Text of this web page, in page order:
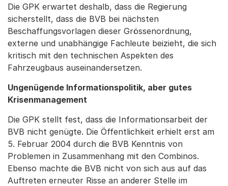
Die GPK erwartet deshalb, dass die Regierung
sicherstellt, dass die BVB bei nächsten
Beschaffungsvorlagen dieser Grössenordnung,
externe und unabhängige Fachleute beizieht, die sich
kritisch mit den technischen Aspekten des
Fahrzeugbaus auseinandersetzen.
Ungenügende Informationspolitik, aber gutes
Krisenmanagement
Die GPK stellt fest, dass die Informationsarbeit der
BVB nicht genügte. Die Öffentlichkeit erhielt erst am
5. Februar 2004 durch die BVB Kenntnis von
Problemen in Zusammenhang mit den Combinos.
Ebenso machte die BVB nicht von sich aus auf das
Auftreten erneuter Risse an anderer Stelle im